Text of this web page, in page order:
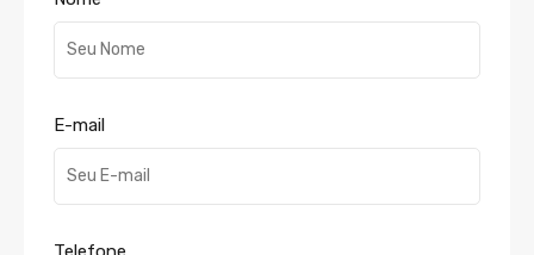
E-mail